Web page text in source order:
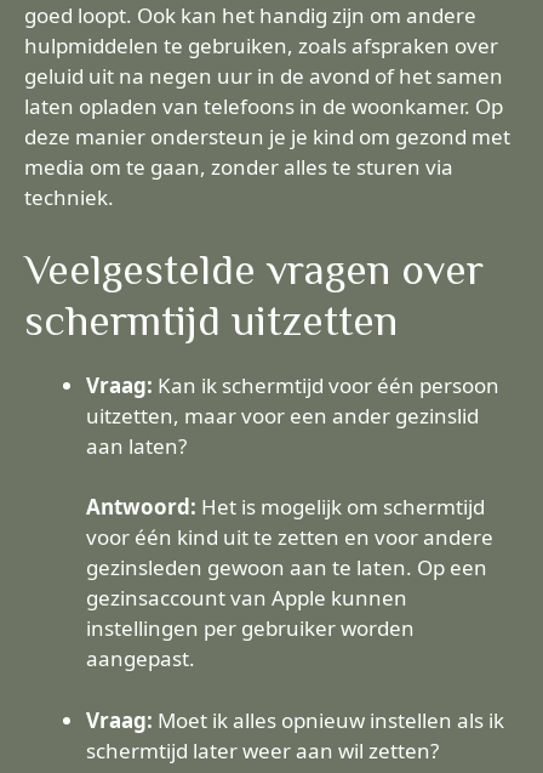
goed loopt. Ook kan het handig zijn om andere
hulpmiddelen te gebruiken, zoals afspraken over
geluid uit na negen uur in de avond of het samen
laten opladen van telefoons in de woonkamer. Op
deze manier ondersteun je je kind om gezond met
media om te gaan, zonder alles te sturen via
techniek.
Veelgestelde vragen over
schermtijd uitzetten
Vraag: Kan ik schermtijd voor één persoon
uitzetten, maar voor een ander gezinslid
aan laten?
Antwoord: Het is mogelijk om schermtijd
voor één kind uit te zetten en voor andere
gezinsleden gewoon aan te laten. Op een
gezinsaccount van Apple kunnen
instellingen per gebruiker worden
aangepast.
Vraag: Moet ik alles opnieuw instellen als ik
schermtijd later weer aan wil zetten?